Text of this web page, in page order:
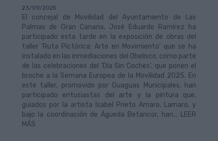
23/09/2025
El concejal de Movilidad del Ayuntamiento de Las
Palmas de Gran Canaria, José Eduardo Ramírez ha
participado esta tarde en la exposición de obras del
taller ‘Ruta Pictórica: Arte en Movimiento’ que se ha
instalado en las inmediaciones del Obelisco, como parte
de las celebraciones del ‘Día Sin Coches’, que ponen el
broche a la Semana Europea de la Movilidad 2025. En
este taller, promovido por Guaguas Municipales, han
participado entusiastas del arte y la pintura que,
guiados por la artista Isabel Prieto Amaro, Lamaro, y
bajo la coordinación de Águeda Betancor, han... LEER
MÁS